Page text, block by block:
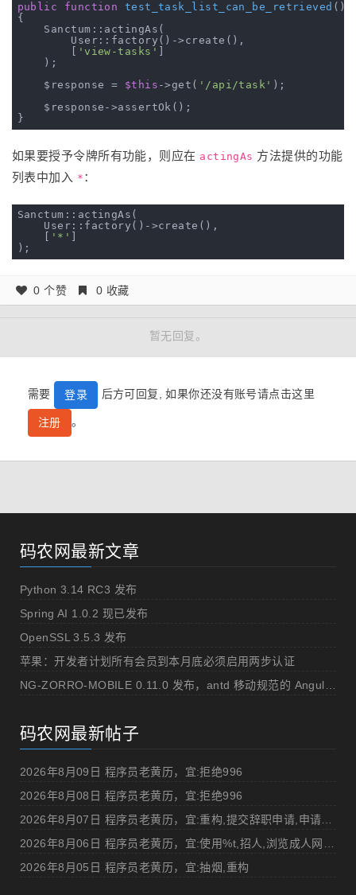
public
function test_task_list_can_be_retrieved ()
{
    Sanctum::actingAs(
        User::factory()->create(),
'view-tasks'
    );
    $response =
$this ->get( '/api/task' );
    $response->assertOk();
如果要授予令牌所有功能，则应在 actingAs 方法提供的功能
列表中加入 * ：
Sanctum::actingAs(
    User::factory()->create(),
'*'
0 个赞 0 收藏
暂无回复。
需要 登录 后方可回复, 如果你还没有账号请点击这里
注册 。
码农网最新文章
Python 3.14 RC3 发布
Spring AI 1.0.2 现已发布
OpenSSL 3.5.3 发布
苹果：开发者计划所有会员到本月底必须启用两步认证
码农网最新帖子
2026年8月09日 程序员老黄历，宜:拒绝996
2026年8月08日 程序员老黄历，宜:拒绝996
2026年8月05日 程序员老黄历，宜:抽烟,重构